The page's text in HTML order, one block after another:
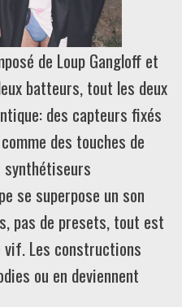
de Loup Gangloff et
batteurs, tout les deux
des capteurs fixés
des touches de
synthétiseurs
se superpose un son
pas de presets, tout est
Les constructions
ou en deviennent